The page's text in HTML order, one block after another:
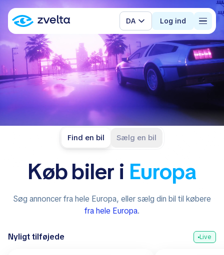
DA Log ind
Find en bil Sælg en bil
Købbiler i Europa
Søg annoncer fra hele Europa, eller sælg din bil til købere
fra hele Europa.
Nyligt tilføjede Live